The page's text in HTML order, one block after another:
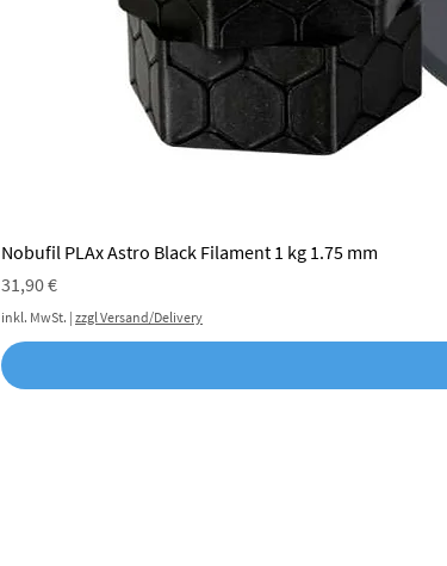
Nobufil PLAx Astro Black Filament 1 kg 1.75 mm
Preis
31,90 €
inkl. MwSt. | zzgl Versand/Delivery